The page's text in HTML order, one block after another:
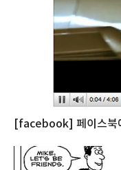
[facebook] 페이스북